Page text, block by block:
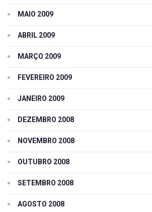
MAIO 2009
ABRIL 2009
MARÇO 2009
FEVEREIRO 2009
JANEIRO 2009
DEZEMBRO 2008
NOVEMBRO 2008
OUTUBRO 2008
SETEMBRO 2008
AGOSTO 2008